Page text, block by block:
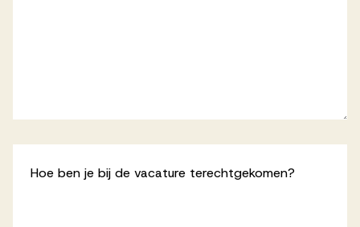
Hoe ben je bij de vacature terechtgekomen?